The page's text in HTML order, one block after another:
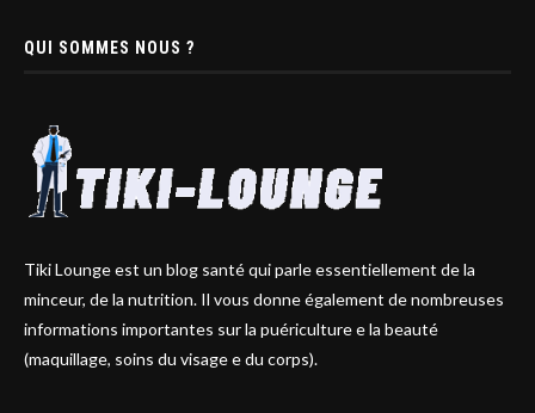
QUI SOMMES NOUS ?
Tiki Lounge est un blog santé qui parle essentiellement de la
minceur, de la nutrition. Il vous donne également de nombreuses
informations importantes sur la puériculture e la beauté
(maquillage, soins du visage e du corps).